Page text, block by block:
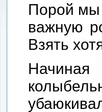
Порой мы
важную
Взять